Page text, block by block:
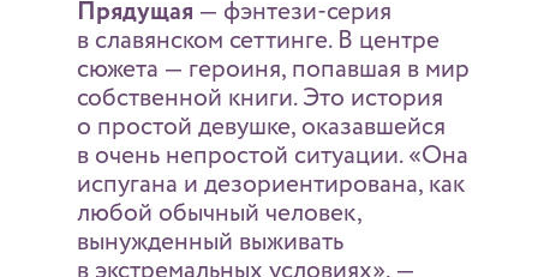
Прядущая — фэнтези-серия
в славянском сеттинге. В центре
сюжета — героиня, попавшая в мир
собственной книги. Это история
о простой девушке, оказавшейся
в очень непростой ситуации. «Она
испугана и дезориентирована, как
любой обычный человек,
вынужденный выживать